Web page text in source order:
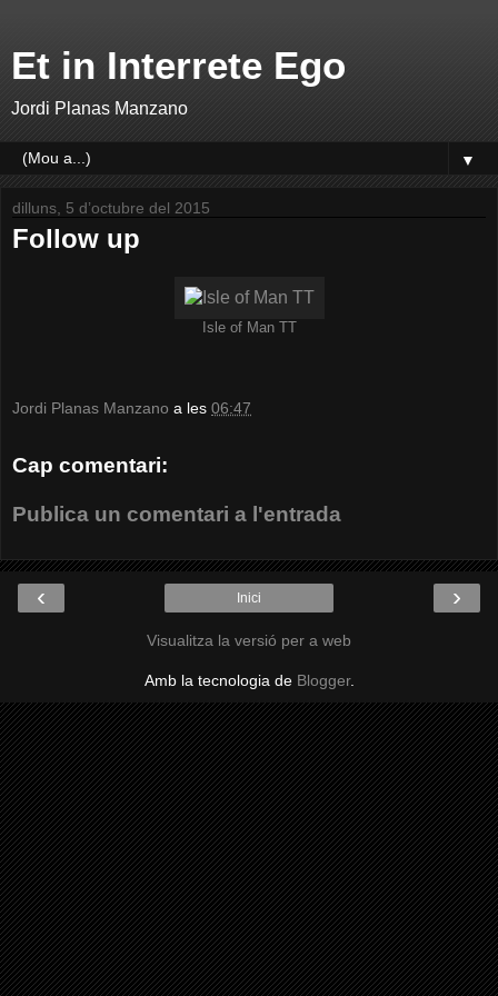
Et in Interrete Ego
Jordi Planas Manzano
▼
dilluns, 5 d’octubre del 2015
Follow up
Isle of Man TT
Jordi Planas Manzano a les 06:47
Cap comentari:
Publica un comentari a l'entrada
‹ ›
Inici
Visualitza la versió per a web
Amb la tecnologia de Blogger.